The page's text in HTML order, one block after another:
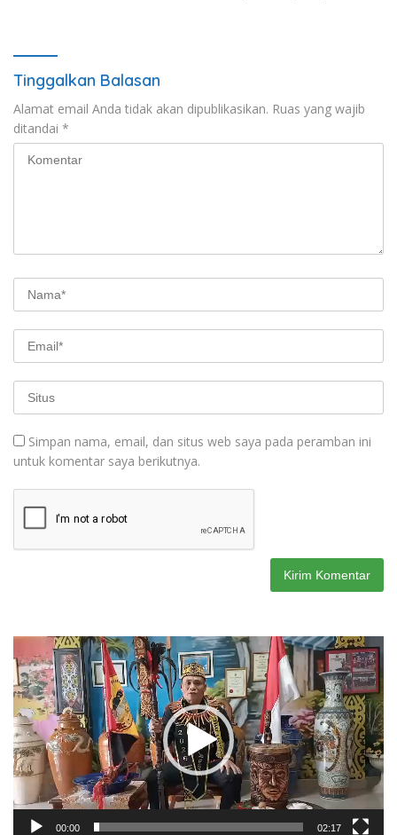
Tinggalkan Balasan
Alamat email Anda tidak akan dipublikasikan. Ruas yang wajib
ditandai *
Simpan nama, email, dan situs web saya pada peramban ini
untuk komentar saya berikutnya.
Pemutar
Video
00:00 02:17